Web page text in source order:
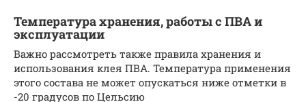
Температура хранения, работы с ПВА и
эксплуатации
Важно рассмотреть также правила хранения и
использования клея ПВА. Температура применения
этого состава не может опускаться ниже отметки в
-20 градусов по Цельсию